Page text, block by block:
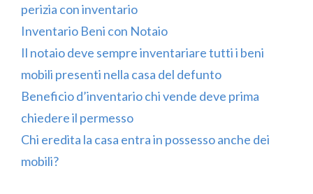
perizia con inventario
Inventario Beni con Notaio
Il notaio deve sempre inventariare tutti i beni
mobili presenti nella casa del defunto
Beneficio d’inventario chi vende deve prima
chiedere il permesso
Chi eredita la casa entra in possesso anche dei
mobili?